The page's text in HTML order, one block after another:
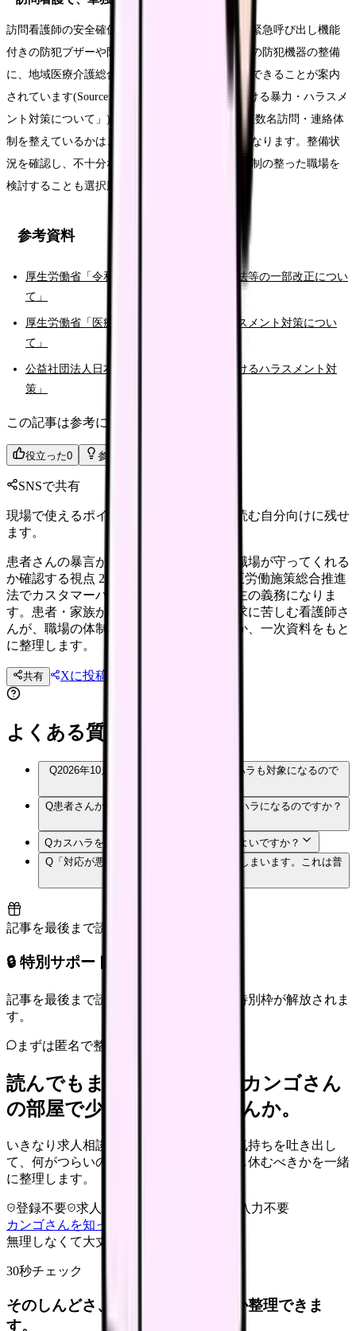
訪問看護師の安全確保のために、位置検索機能・緊急呼び出し機能
付きの防犯ブザーや防犯ボタン付き携帯電話などの防犯機器の整備
に、地域医療介護総合確保基金による補助が活用できることが案内
されています(Source: 厚生労働省「医療現場における暴力・ハラスメ
ント対策について」)。職場がこうした機器や、複数名訪問・連絡体
制を整えているかは、安全への姿勢を測る目安になります。整備状
況を確認し、不十分なら改善を求めることや、体制の整った職場を
検討することも選択肢です。
参考資料
厚生労働省「令和７年の労働施策総合推進法等の一部改正につい
て」
厚生労働省「医療現場における暴力・ハラスメント対策につい
て」
公益社団法人日本看護協会「看護現場におけるハラスメント対
策」
この記事は参考になりましたか？
役立った0 参考になった
SNSで共有
現場で使えるポイントを、同僚やあとで読む自分向けに残せ
ます。
患者さんの暴言がつらい看護師さんへ｜職場が守ってくれる
か確認する視点 2026年10月1日から、改正労働施策総合推進
法でカスタマーハラスメント対策が事業主の義務になりま
す。患者・家族からの暴言や理不尽な要求に苦しむ看護師さ
んが、職場の体制をどう確認すればよいか、一次資料をもと
に整理します。
共有 Xに投稿
よくある質問
Q2026年10月から、患者さんからのカスハラも対象になるので
Q患者さんからの強い訴えは、すべてカスハラになるのですか？
Qカスハラを受けたとき、まず何をすればよいですか？
Q 「対応が悪いあなたが悪い」と言われてしまいます。これは普
記事を最後まで読むと解放
🔒 特別サポート枠（未開放）
記事を最後まで読むと、転職サポートの特別枠が解放されま
す。
まずは匿名で整理
読んでもまだ苦しいなら、カンゴさん
の部屋で少し話してみませんか。
いきなり求人相談には進みません。今の気持ちを吐き出し
て、何がつらいのか、辞めるべきか、少し休むべきかを一緒
に整理します。
登録不要 求人押し売りなし
病院名は入力不要
カンゴさんを知ってから相談する
無理しなくて大丈夫
30秒チェック
そのしんどさ、転職すべきサインか整理できま
す。